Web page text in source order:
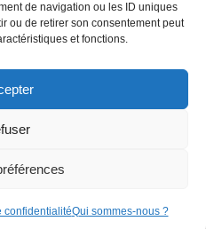
de navigation ou les ID uniques
ou de retirer son consentement peut
et fonctions.
confidentialitéQui sommes-nous ?
© 2025 Domintell SA